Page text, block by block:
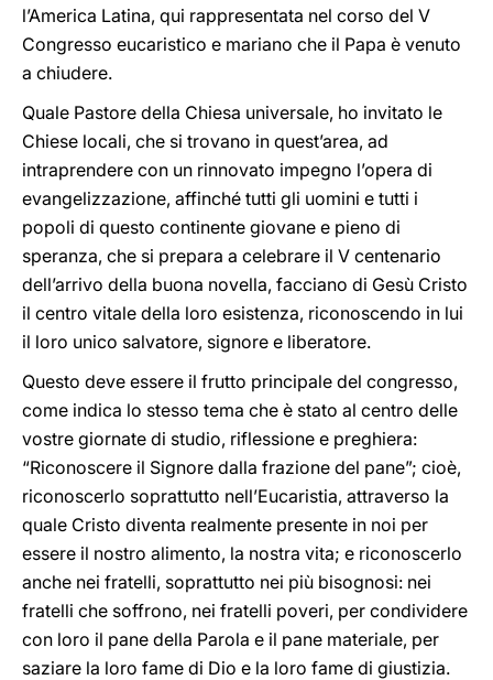
l’America Latina, qui rappresentata nel corso del V
Congresso eucaristico e mariano che il Papa è venuto
a chiudere.
Quale Pastore della Chiesa universale, ho invitato le
Chiese locali, che si trovano in quest’area, ad
intraprendere con un rinnovato impegno l’opera di
evangelizzazione, affinché tutti gli uomini e tutti i
popoli di questo continente giovane e pieno di
speranza, che si prepara a celebrare il V centenario
dell’arrivo della buona novella, facciano di Gesù Cristo
il centro vitale della loro esistenza, riconoscendo in lui
il loro unico salvatore, signore e liberatore.
Questo deve essere il frutto principale del congresso,
come indica lo stesso tema che è stato al centro delle
vostre giornate di studio, riflessione e preghiera:
“Riconoscere il Signore dalla frazione del pane”; cioè,
riconoscerlo soprattutto nell’Eucaristia, attraverso la
quale Cristo diventa realmente presente in noi per
essere il nostro alimento, la nostra vita; e riconoscerlo
anche nei fratelli, soprattutto nei più bisognosi: nei
fratelli che soffrono, nei fratelli poveri, per condividere
con loro il pane della Parola e il pane materiale, per
saziare la loro fame di Dio e la loro fame di giustizia.